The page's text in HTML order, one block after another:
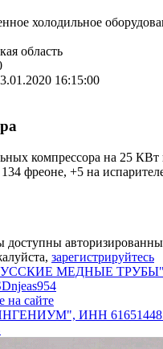
холодильное
область
16:15:00
компрессора на 25
фреоне, +5 на
доступны
зарегистрируйтесь